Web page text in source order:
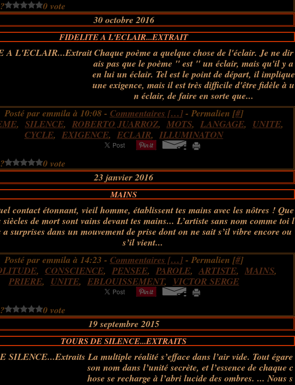
0 vote
30 octobre 2016
FIDELITE A L'ECLAIR...EXTRAIT
Chaque poème a quelque chose de l'éclair. Je ne dir
ais pas que le poème " est " un éclair, mais qu'il y a
en lui un éclair. Tel est le point de départ, il implique
une exigence, mais il est très difficile d'être fidèle à u
n éclair, de faire en sorte que...
Posté par emmila à 10:08 - Commentaires […]- Permalien [#]
, SILENCE, ROBERTO JUARROZ, MOTS, LANGAGE, UNITE,
CYCLE, EXIGENCE, ECLAIR,ILLUMINATON
0 vote
23 janvier 2016
MAINS
contact étonnant, vieil homme, établissent tes mains avec les nôtres ! Que
siècles de mort sont vains devant tes mains... L’artiste sans nom comme toi l
a surprises dans un mouvement de prise dont on ne sait s’il vibre encore ou
s’il vient...
Posté par emmila à 14:23 - Commentaires […]- Permalien [#]
, CONSCIENCE, PENSEE, PAROLE,ARTISTE, MAINS,
PRIERE, UNITE, EBLOUISSEMENT, VICTOR SERGE
0 vote
19 septembre 2015
TOURS DE SILENCE...EXTRAITS
La multiple réalité s’efface dans l’air vide. Tout égare
son nom dans l’unité secrète, et l’essence de chaque c
hose se recharge à l’abri lucide des ombres. ... Nous s